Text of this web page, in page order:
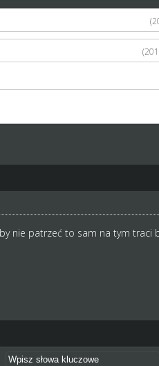
nie patrzeć to sam na tym traci